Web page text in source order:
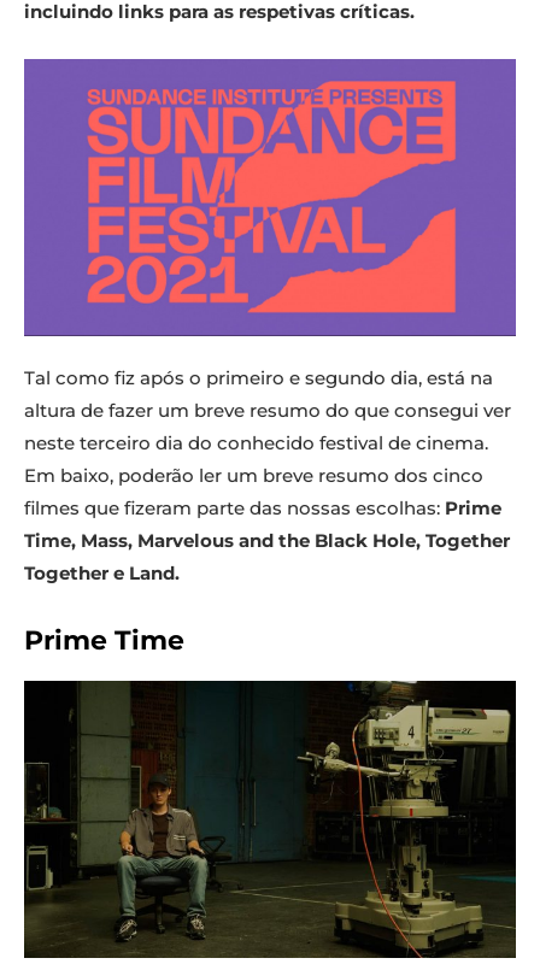
incluindo links para as respetivas críticas.
Tal como fiz após o primeiro e segundo dia, está na
altura de fazer um breve resumo do que consegui ver
neste terceiro dia do conhecido festival de cinema.
Em baixo, poderão ler um breve resumo dos cinco
filmes que fizeram parte das nossas escolhas: Prime
Time, Mass, Marvelous and the Black Hole, Together
Together e Land.
Prime Time